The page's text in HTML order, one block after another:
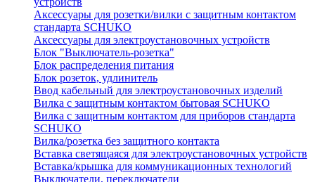
Аксессуары для розетки/вилки с защитным контактом
стандарта SCHUKO
Аксессуары для электроустановочных устройств
Блок "Выключатель-розетка"
Блок распределения питания
Блок розеток, удлинитель
Ввод кабельный для электроустановочных изделий
Вилка с защитным контактом бытовая SCHUKO
Вилка с защитным контактом для приборов стандарта
SCHUKO
Вилка/розетка без защитного контакта
Вставка светящаяся для электроустановочных устройств
Вставка/крышка для коммуникационных технологий
Выключатели, переключатели